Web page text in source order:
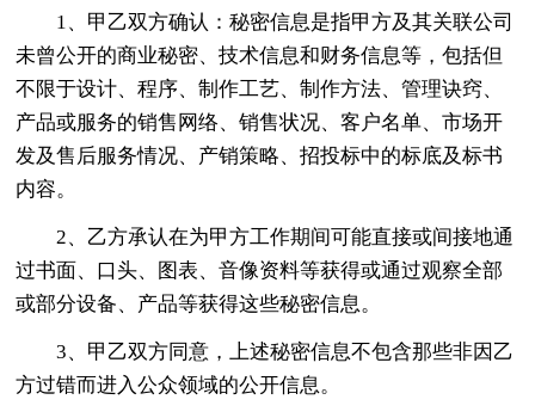
1、甲乙双方确认：秘密信息是指甲方及其关联公司
未曾公开的商业秘密、技术信息和财务信息等，包括但
不限于设计、程序、制作工艺、制作方法、管理诀窍、
产品或服务的销售网络、销售状况、客户名单、市场开
发及售后服务情况、产销策略、招投标中的标底及标书
内容。
2、乙方承认在为甲方工作期间可能直接或间接地通
过书面、口头、图表、音像资料等获得或通过观察全部
或部分设备、产品等获得这些秘密信息。
3、甲乙双方同意，上述秘密信息不包含那些非因乙
方过错而进入公众领域的公开信息。